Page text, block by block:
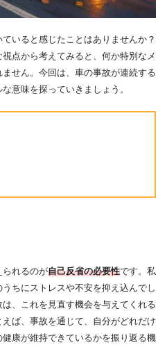
いると感じたことはありませんか？
点から考えてみると、何か特別なメ
せん。今回は、車の事故が連続する
意味を探っていきましょう。
られるのが自己反省の必要性です。私
ちにストレスや不安を抑え込んでし
、これを見直す機会を与えてくれる
ば、事故を通じて、自分がどれだけ
康が維持できているかを振り返る機